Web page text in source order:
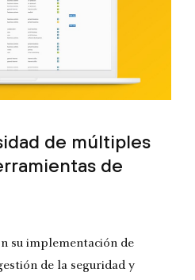
de múltiples
de
su implementación de
de la seguridad y